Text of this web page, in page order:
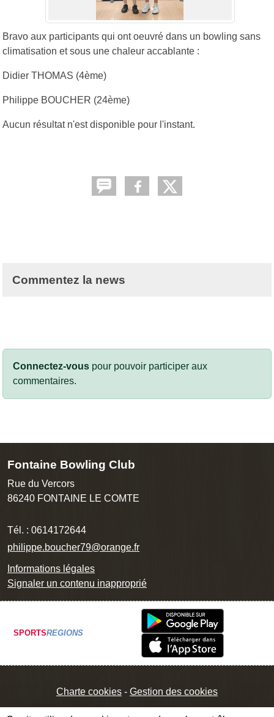
Bravo aux participants qui ont oeuvré dans un bowling sans
climatisation et sous une chaleur accablante :
Didier THOMAS (4ème)
Philippe BOUCHER (24ème)
Aucun résultat n'est disponible pour l'instant.
Commentez la news
Connectez-vous pour pouvoir participer aux
commentaires.
Fontaine Bowling Club
Rue du Vercors
86240 FONTAINE LE COMTE
Tél. : 0614172644
philippe.boucher79@orange.fr
Informations légales
Signaler un contenu inapproprié
SPORTSREGIONS
Charte cookies Gestion des cookies